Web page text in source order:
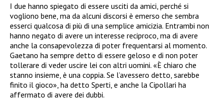
I due hanno spiegato di essere usciti da amici, perché si
vogliono bene, ma da alcuni discorsi è emerso che sembra
esserci qualcosa di più di una semplice amicizia. Entrambi non
hanno negato di avere un interesse reciproco, ma di avere
anche la consapevolezza di poter frequentarsi al momento.
Gaetano ha sempre detto di essere geloso e di non poter
tollerare di veder uscire lei con altri uomini. «È chiaro che
stanno insieme, è una coppia. Se l’avessero detto, sarebbe
finito il gioco», ha detto Sperti, e anche la Cipollari ha
affermato di avere dei dubbi.